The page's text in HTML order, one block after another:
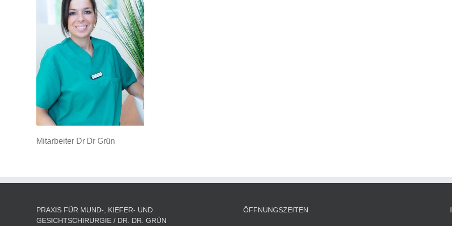
Mitarbeiter Dr Dr Grün
PRAXIS FÜR MUND-, KIEFER- UND
GESICHTSCHIRURGIE / DR. DR. GRÜN
ÖFFNUNGSZEITEN